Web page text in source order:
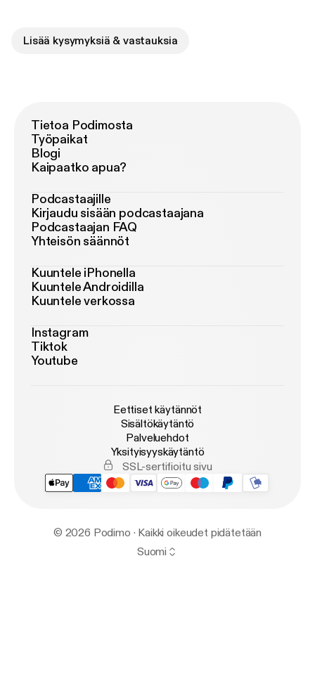
Lisää kysymyksiä & vastauksia
Tietoa Podimosta
Työpaikat
Blogi
Kaipaatko apua?
Podcastaajille
Kirjaudu sisään podcastaajana
Podcastaajan FAQ
Yhteisön säännöt
Kuuntele iPhonella
Kuuntele Androidilla
Kuuntele verkossa
Instagram
Tiktok
Youtube
Eettiset käytännöt
Sisältökäytäntö
Palveluehdot
Yksityisyyskäytäntö
SSL-sertifioitu sivu
© 2026 Podimo · Kaikki oikeudet pidätetään
Suomi